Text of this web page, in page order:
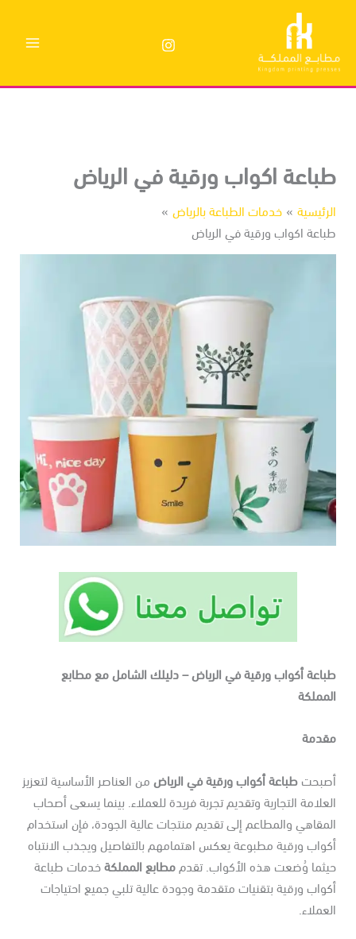
اكواب ورقية في الرياض
خدمات الطباعة بالرياض
اكواب ورقية في الرياض
أكواب ورقية في الرياض – دليلك الشامل مع مطابع
طباعة أكواب ورقية في الرياضمن العناصر الأساسية لتعزيز
التجارية وتقديم تجربة فريدة للعملاء. بينما يسعى أصحاب
والمطاعم إلى تقديم منتجات عالية الجودة، فإن استخدام
ورقية مطبوعة يعكس اهتمامهم بالتفاصيل ويجذب الانتباه
وُضعت هذه الأكواب. تقدممطابع المملكةخدمات طباعة
ورقية بتقنيات متقدمة وجودة عالية تلبي جميع احتياجات